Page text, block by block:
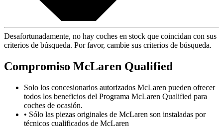
Desafortunadamente, no hay coches en stock que coincidan con sus
criterios de búsqueda. Por favor, cambie sus criterios de búsqueda.
Compromiso McLaren Qualified
Solo los concesionarios autorizados McLaren pueden ofrecer
todos los beneficios del Programa McLaren Qualified para
coches de ocasión.
• Sólo las piezas originales de McLaren son instaladas por
técnicos cualificados de McLaren